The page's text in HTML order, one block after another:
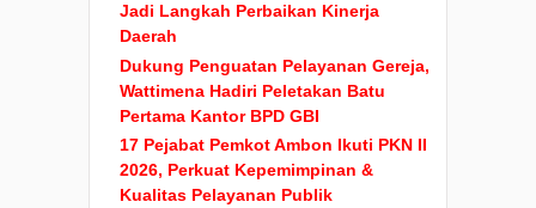
Jadi Langkah Perbaikan Kinerja
Daerah
Dukung Penguatan Pelayanan Gereja,
Wattimena Hadiri Peletakan Batu
Pertama Kantor BPD GBI
17 Pejabat Pemkot Ambon Ikuti PKN II
2026, Perkuat Kepemimpinan &
Kualitas Pelayanan Publik